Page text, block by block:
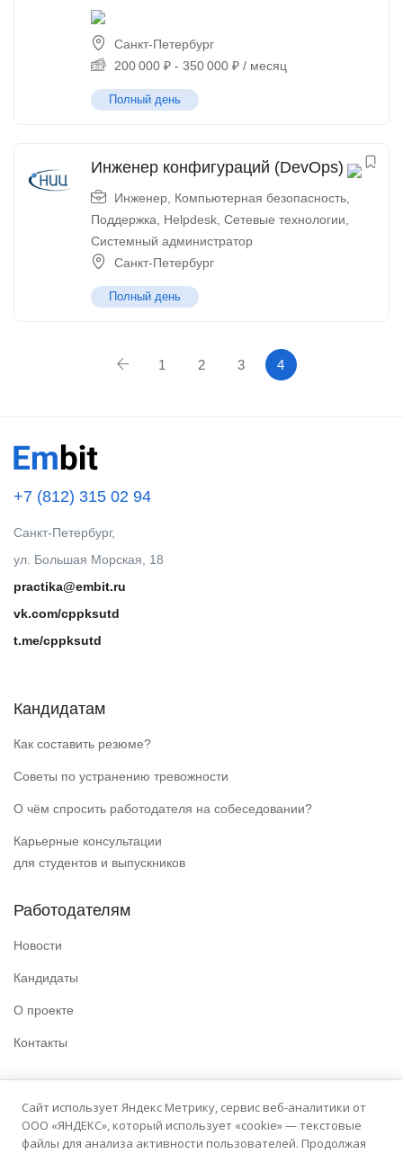
Санкт-Петербург
200 000 ₽ - 350 000 ₽ / месяц
Полный день
Инженер конфигураций (DevOps)
Инженер Компьютерная безопасность
Поддержка, Helpdesk Сетевые технологии
Системный администратор
Санкт-Петербург
Полный день
1 2 3 4
+7 (812) 315 02 94
Санкт-Петербург,
ул. Большая Морская, 18
practika@embit.ru
vk.com/cppksutd
t.me/cppksutd
Кандидатам
Как составить резюме?
Советы по устранению тревожности
О чём спросить работодателя на собеседовании?
Карьерные консультации
для студентов и выпускников
Работодателям
Новости
Кандидаты
О проекте
Контакты
Политика конфиденциальности
Сайт использует Яндекс Метрику, сервис веб-аналитики от
ООО «ЯНДЕКС», который использует «cookie» — текстовые
файлы для анализа активности пользователей. Продолжая